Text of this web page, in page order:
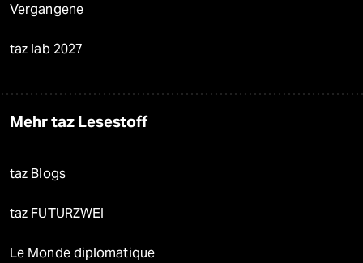
Vergangene
taz lab 2027
Mehr taz Lesestoff
taz Blogs
taz FUTURZWEI
Le Monde diplomatique